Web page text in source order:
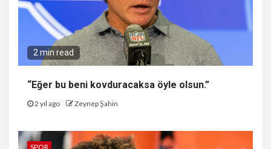
2 min read
“Eğer bu beni kovduracaksa öyle olsun.”
2 yıl ago Zeynep Şahin
SPOR